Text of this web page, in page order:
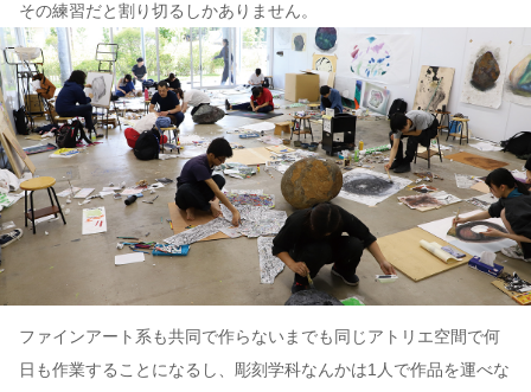
その練習だと割り切るしかありません。
ファインアート系も共同で作らないまでも同じアトリエ空間で何
日も作業することになるし、彫刻学科なんかは1人で作品を運べな